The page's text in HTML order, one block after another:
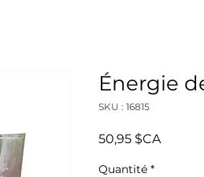
Énergie
SKU : 16815
50,95 $CAPrix
Quantité *